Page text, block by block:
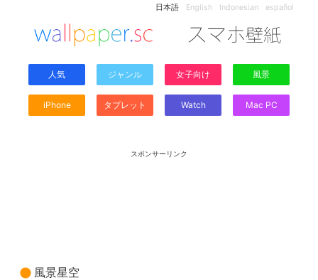
日本語 English Indonesian español
人気 ジャンル 女子向け 風景
iPhone タブレット Watch Mac PC
スポンサーリンク
風景星空